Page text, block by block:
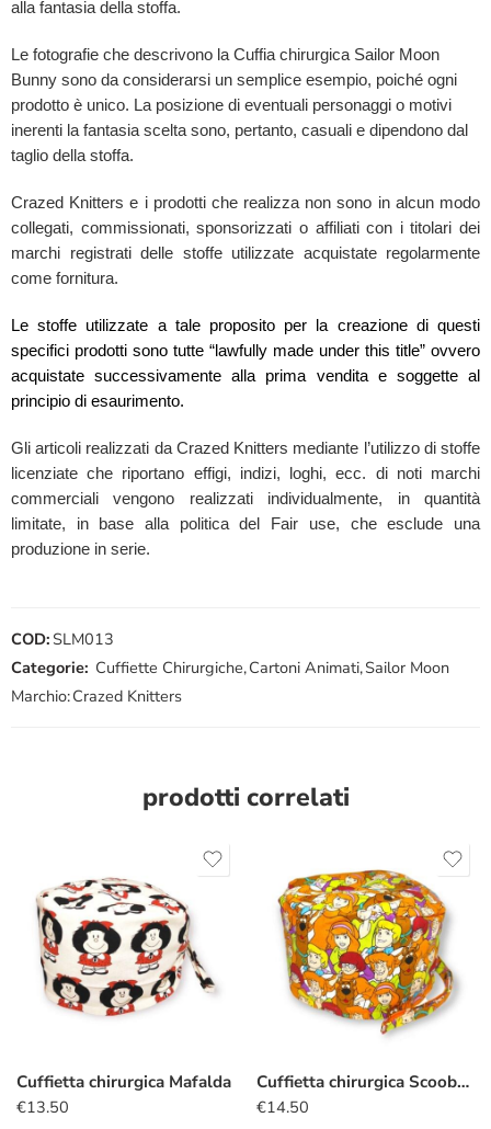
alla fantasia della stoffa.
Le fotografie che descrivono la Cuffia chirurgica Sailor Moon
Bunny sono da considerarsi un semplice esempio, poiché ogni
prodotto è unico. La posizione di eventuali personaggi o motivi
inerenti la fantasia scelta sono, pertanto, casuali e dipendono dal
taglio della stoffa.
Crazed Knitters e i prodotti che realizza non sono in alcun modo
collegati, commissionati, sponsorizzati o affiliati con i titolari dei
marchi registrati delle stoffe utilizzate acquistate regolarmente
come fornitura.
Le stoffe utilizzate a tale proposito per la creazione di questi
specifici prodotti sono tutte “lawfully made under this title” ovvero
acquistate successivamente alla prima vendita e soggette al
principio di esaurimento.
Gli articoli realizzati da Crazed Knitters mediante l’utilizzo di stoffe
licenziate che riportano effigi, indizi, loghi, ecc. di noti marchi
commerciali vengono realizzati individualmente, in quantità
limitate, in base alla politica del Fair use, che esclude una
produzione in serie.
COD: SLM013
Categorie: Cuffiette Chirurgiche,Cartoni Animati,Sailor Moon
Marchio:Crazed Knitters
prodotti correlati
Cuffietta chirurgica Mafalda
€13.50
Cuffietta chirurgica Scooby-Doo gang
€14.50